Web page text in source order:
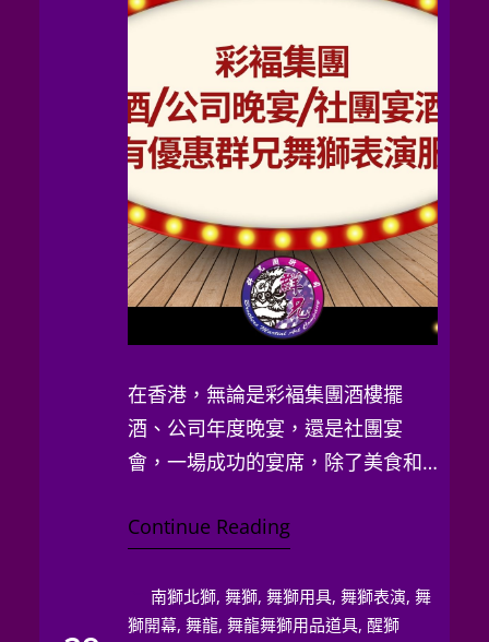
在香港，無論是彩褔集團酒樓擺
酒、公司年度晚宴，還是社團宴
會，一場成功的宴席，除了美食和
Continue Reading
南獅北獅, 舞獅, 舞獅用具, 舞獅表演, 舞
獅開幕, 舞龍, 舞龍舞獅用品道具, 醒獅